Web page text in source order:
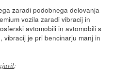
zaradi podobnega delovanja
vozila zaradi vibracij in
avtomobili in avtomobili s
vibracij je pri bencinarju manj in
: